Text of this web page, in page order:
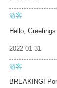
游客
Hello,
2022-01-31
游客
BREAKING!